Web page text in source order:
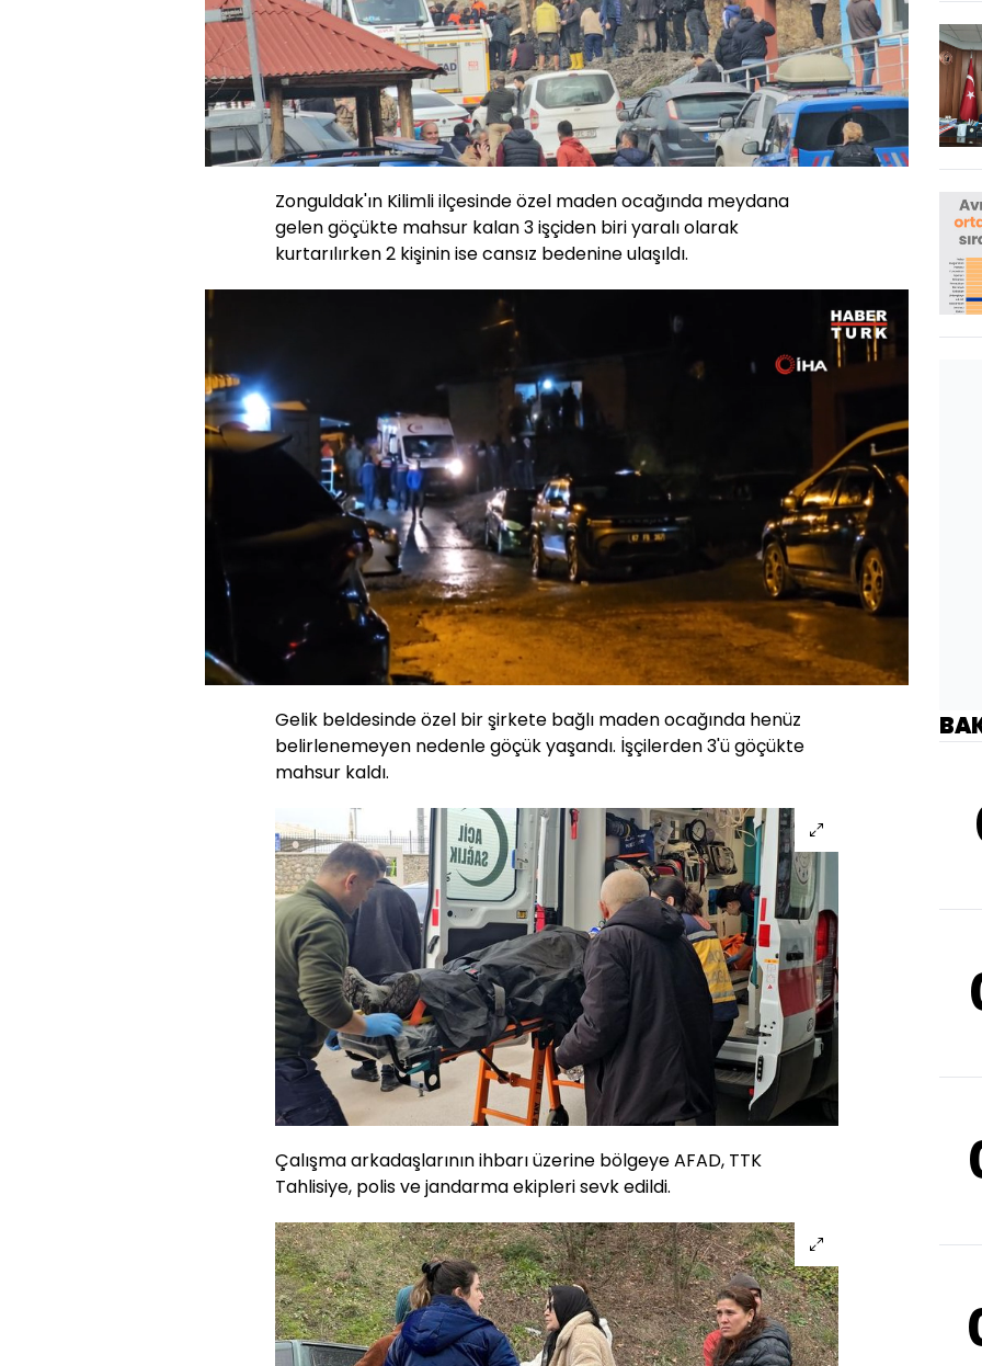
Zonguldak'ın Kilimli ilçesinde özel maden ocağında meydana
gelen göçükte mahsur kalan 3 işçiden biri yaralı olarak
kurtarılırken 2 kişinin ise cansız bedenine ulaşıldı.
Sesi
Aç
Yüklendi
75.13%
Oynatma
Hızı
Gelik beldesinde özel bir şirkete bağlı maden ocağında henüz
belirlenemeyen nedenle göçük yaşandı. İşçilerden 3'ü göçükte
mahsur kaldı.
Çalışma arkadaşlarının ihbarı üzerine bölgeye AFAD, TTK
Tahlisiye, polis ve jandarma ekipleri sevk edildi.